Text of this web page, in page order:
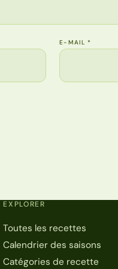
E-MAIL*
EXPLORER
Toutes les recettes
Calendrier des saisons
Catégories de recette